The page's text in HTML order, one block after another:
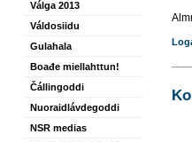
Válga 2013
Váldosiidu
Gulahala
Boađe miellahttun!
Čállingoddi
Nuoraidlávdegoddi
NSR medias